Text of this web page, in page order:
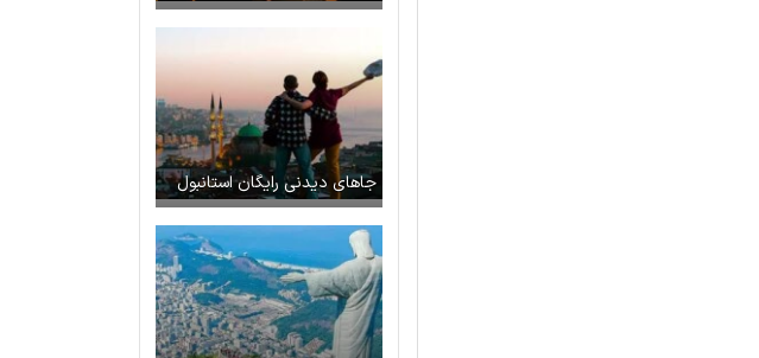
جاهای دیدنی رایگان استانبول